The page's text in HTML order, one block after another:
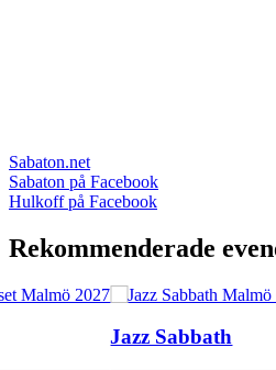
Sabaton.net
Sabaton på Facebook
Hulkoff på Facebook
Rekommenderade
Jazz Sabbath